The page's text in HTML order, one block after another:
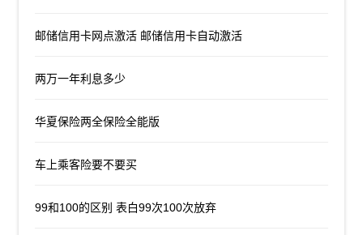
邮储信用卡网点激活 邮储信用卡自动激活
两万一年利息多少
华夏保险两全保险全能版
车上乘客险要不要买
99和100的区别 表白99次100次放弃